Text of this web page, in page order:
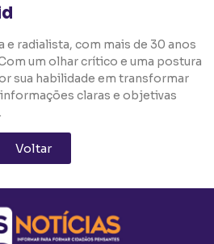
radialista, com mais de 30 anos
um olhar crítico e uma postura
sua habilidade em transformar
claras e objetivas
Voltar